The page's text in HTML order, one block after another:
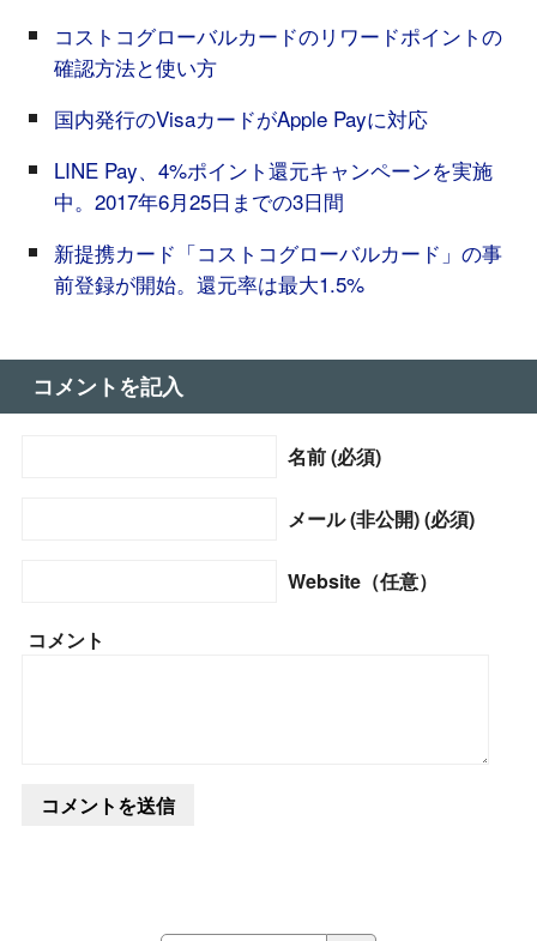
コストコグローバルカードのリワードポイントの
確認方法と使い方
国内発行のVisaカードがApple Payに対応
LINE Pay、4%ポイント還元キャンペーンを実施
中。2017年6月25日までの3日間
新提携カード「コストコグローバルカード」の事
前登録が開始。還元率は最大1.5%
コメントを記入
名前 (必須)
メール (非公開) (必須)
Website（任意）
コメント